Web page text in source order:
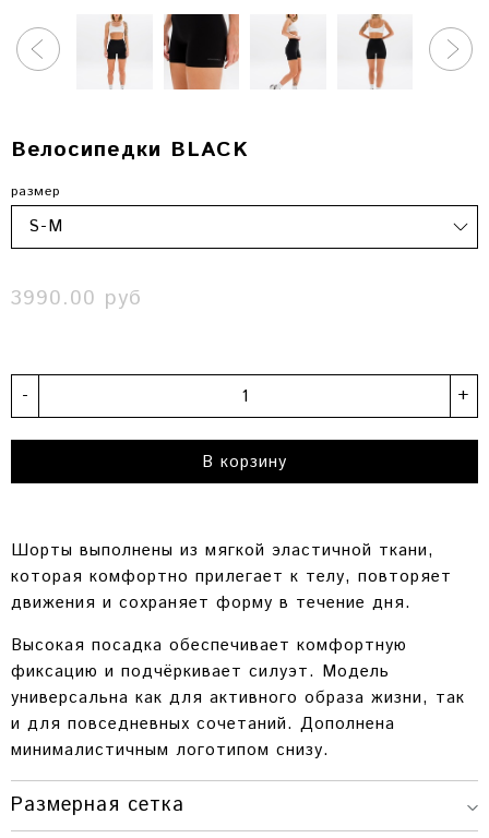
Велосипедки BLACK
размер
3990.00 руб
- +
В корзину
Шорты выполнены из мягкой эластичной ткани,
которая комфортно прилегает к телу, повторяет
движения и сохраняет форму в течение дня.
Высокая посадка обеспечивает комфортную
фиксацию и подчёркивает силуэт. Модель
универсальна как для активного образа жизни, так
и для повседневных сочетаний. Дополнена
минималистичным логотипом снизу.
Размерная сетка